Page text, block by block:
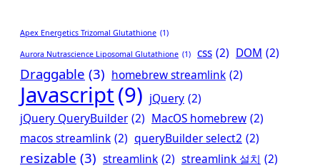
Apex Energetics Trizomal Glutathione (1)
Aurora Nutrascience Liposomal Glutathione (1) css (2) DOM (2)
Draggable (3) homebrew streamlink (2)
Javascript(9) jQuery (2)
jQuery QueryBuilder (2) MacOS homebrew (2)
macos streamlink (2) queryBuilder select2 (2)
resizable (3) streamlink (2) streamlink 설치 (2)